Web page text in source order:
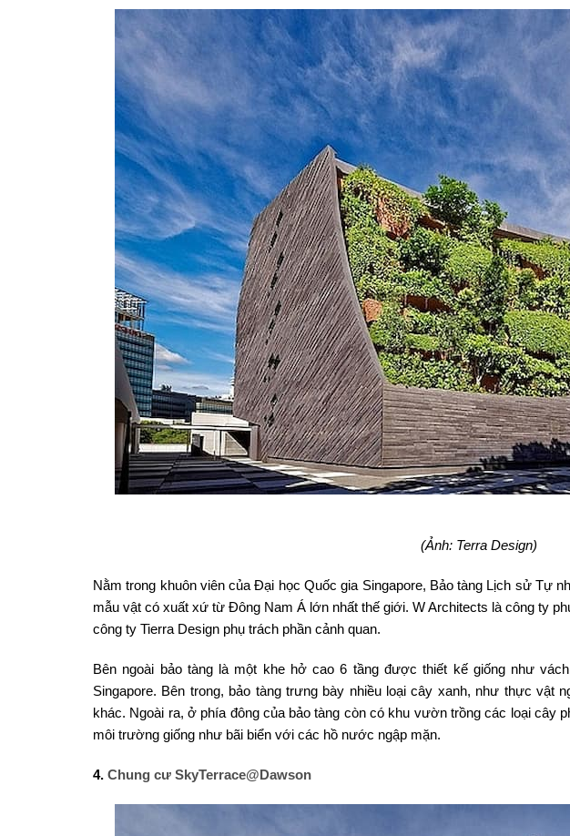
(Ảnh: Terra Design)
Nằm trong khuôn viên của Đại học Quốc gia Singapore, Bảo tàng Lịch sử Tự
mẫu vật có xuất xứ từ Đông Nam Á lớn nhất thế giới. W Architects là công ty
công ty Tierra Design phụ trách phần cảnh quan.
Bên ngoài bảo tàng là một khe hở cao 6 tầng được thiết kế giống như
Singapore. Bên trong, bảo tàng trưng bày nhiều loại cây xanh, như thực vật
khác. Ngoài ra, ở phía đông của bảo tàng còn có khu vườn trồng các loại cây
môi trường giống như bãi biển với các hồ nước ngập mặn.
4. Chung cư SkyTerrace@Dawson